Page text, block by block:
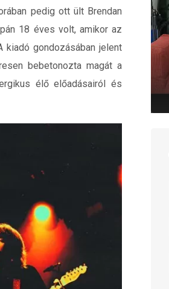
pedig ott ült Brendan
18 éves volt, amikor az
gondozásában jelent
bebetonozta magát a
élő előadásairól és